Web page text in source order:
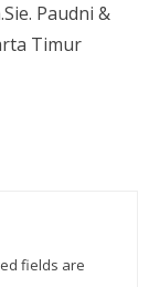
Paudni &
Timur
fields are